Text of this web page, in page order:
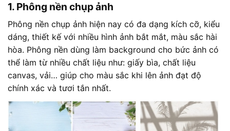
1. Phông nền chụp ảnh
Phông nền chụp ảnh hiện nay có đa dạng kích cỡ, kiểu
dáng, thiết kế với nhiều hình ảnh bắt mắt, màu sắc hài
hòa. Phông nền dùng làm background cho bức ảnh có
thể làm từ nhiều chất liệu như: giấy bìa, chất liệu
canvas, vải… giúp cho màu sắc khi lên ảnh đạt độ
chính xác và tươi tắn nhất.